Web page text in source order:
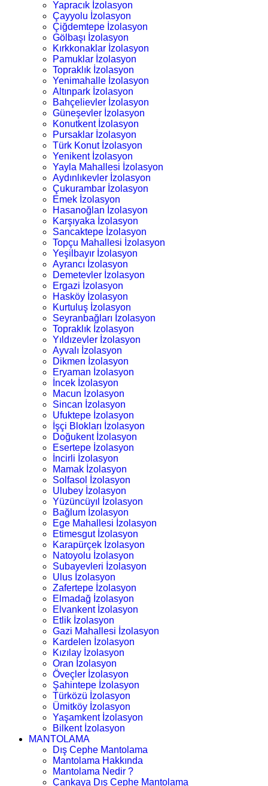
Yapracık İzolasyon
Çayyolu İzolasyon
Çiğdemtepe İzolasyon
Gölbaşı İzolasyon
Kırkkonaklar İzolasyon
Pamuklar İzolasyon
Topraklık İzolasyon
Yenimahalle İzolasyon
Altınpark İzolasyon
Bahçelievler İzolasyon
Güneşevler İzolasyon
Konutkent İzolasyon
Pursaklar İzolasyon
Türk Konut İzolasyon
Yenikent İzolasyon
Yayla Mahallesi İzolasyon
Aydınlıkevler İzolasyon
Çukurambar İzolasyon
Emek İzolasyon
Hasanoğlan İzolasyon
Karşıyaka İzolasyon
Sancaktepe İzolasyon
Topçu Mahallesi İzolasyon
Yeşilbayır İzolasyon
Ayrancı İzolasyon
Demetevler İzolasyon
Ergazi İzolasyon
Hasköy İzolasyon
Kurtuluş İzolasyon
Seyranbağları İzolasyon
Topraklık İzolasyon
Yıldızevler İzolasyon
Ayvalı İzolasyon
Dikmen İzolasyon
Eryaman İzolasyon
İncek İzolasyon
Macun İzolasyon
Sincan İzolasyon
Ufuktepe İzolasyon
İşçi Blokları İzolasyon
Doğukent İzolasyon
Esertepe İzolasyon
İncirli İzolasyon
Mamak İzolasyon
Solfasol İzolasyon
Ulubey İzolasyon
Yüzüncüyıl İzolasyon
Bağlum İzolasyon
Ege Mahallesi İzolasyon
Etimesgut İzolasyon
Karapürçek İzolasyon
Natoyolu İzolasyon
Subayevleri İzolasyon
Ulus İzolasyon
Zafertepe İzolasyon
Elmadağ İzolasyon
Elvankent İzolasyon
Etlik İzolasyon
Gazi Mahallesi İzolasyon
Kardelen İzolasyon
Kızılay İzolasyon
Oran İzolasyon
Öveçler İzolasyon
Şahintepe İzolasyon
Türközü İzolasyon
Ümitköy İzolasyon
Yaşamkent İzolasyon
Bilkent İzolasyon
MANTOLAMA
Dış Cephe Mantolama
Mantolama Hakkında
Mantolama Nedir ?
Çankaya Dış Cephe Mantolama